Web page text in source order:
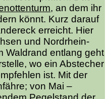
, an dem ihr
könnt. Kurz darauf
erreicht. Hier
und Nordrhein-
Waldrand entlang geht
wo ein Abstecher
ist. Mit der
von Mai –